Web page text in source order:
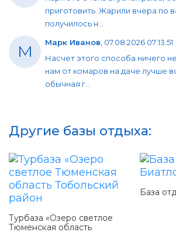
приготовить. Жарили вчера по
получилось н...
М Марк Иванов 07.08.2026 07:13:51
Насчет этого способа ничего
нам от комаров на даче лучше
обычная г...
Другие базы отдыха:
Турбаза «Озеро светлое
Тюменская область
База